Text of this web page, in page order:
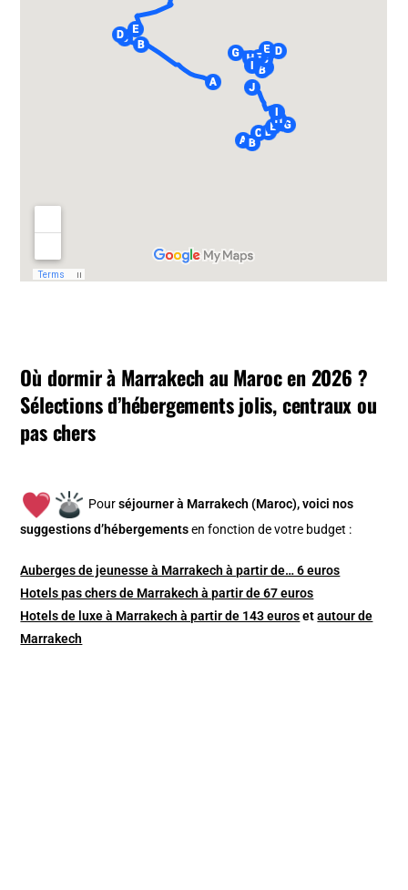
Où dormir à Marrakech au Maroc en 2026 ?
Sélections d’hébergements jolis, centraux ou
pas chers
Pourséjourner à Marrakech (Maroc), voici nos
suggestions d’hébergements en fonction de votre budget :
Auberges de jeunesse à Marrakech à partir de… 6 euros
Hotels pas chers de Marrakech à partir de 67 euros
Hotels de luxe à Marrakech à partir de 143 eurosetautour de
Marrakech